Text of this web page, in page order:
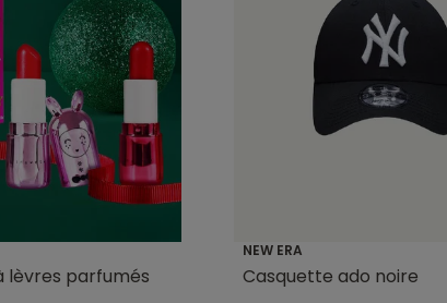
lèvres parfumés
NEW ERA
Casquette ado noire